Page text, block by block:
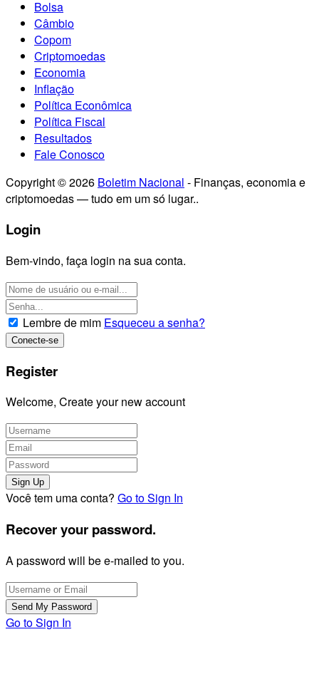
Bolsa
Câmbio
Copom
Criptomoedas
Economia
Inflação
Política Econômica
Política Fiscal
Resultados
Fale Conosco
Copyright © 2026 Boletim Nacional - Finanças, economia e
criptomoedas — tudo em um só lugar..
Login
Bem-vindo, faça login na sua conta.
Lembre de mim Esqueceu a senha?
Register
Welcome, Create your new account
Você tem uma conta? Go to Sign In
Recover your password.
A password will be e-mailed to you.
Go to Sign In